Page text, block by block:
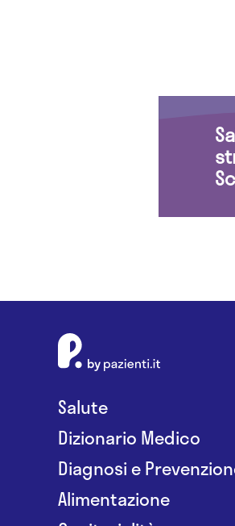
Salute
Dizionario Medico
Diagnosi e
Alimentazione